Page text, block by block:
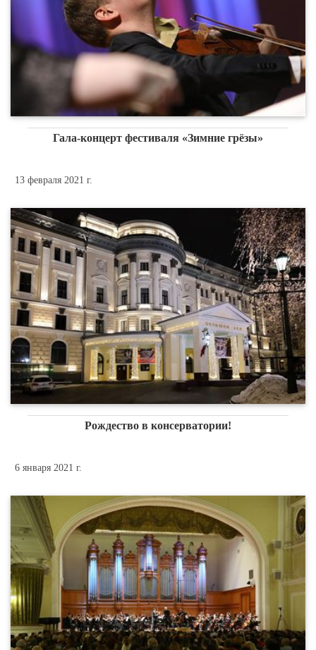
Гала-концерт фестиваля «Зимние грёзы»
13 февраля 2021 г.
Рождество в консерватории!
6 января 2021 г.